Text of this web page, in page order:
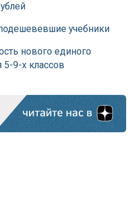
учебники
нового единого
5-9-х классов